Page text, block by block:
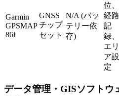
Garmin
GPSMAP
86i
GNSS
チップ
セット
N/A (バッ
テリー依
存)
位、
経路
記
録、
エリ
ア設
定
データ管理・GISソフトウ